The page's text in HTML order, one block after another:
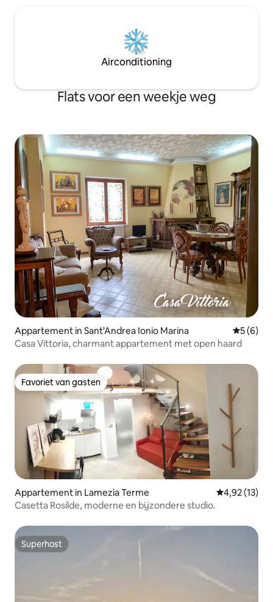
Airconditioning
Flats voor een weekje weg
Appartement in Sant'Andrea Ionio Marina
5 (6)
Casa Vittoria, charmant appartement met open haard
Favoriet van gasten
Favoriet van gasten
Appartement in Lamezia Terme Gemiddelde
4,92 (13)
Casetta Rosilde, moderne en bijzondere studio.
Superhost
Superhost